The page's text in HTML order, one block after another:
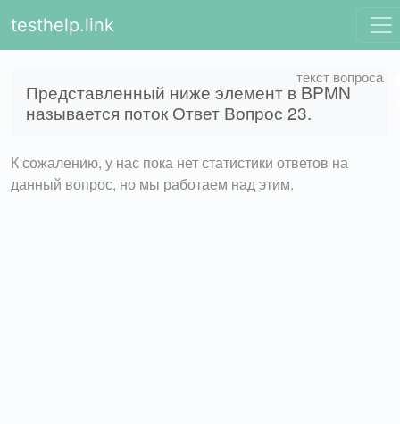
testhelp.link
Представленный ниже элемент в BPMN
называется поток Ответ Вопрос 23.
К сожалению, у нас пока нет статистики ответов на
данный вопрос, но мы работаем над этим.